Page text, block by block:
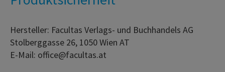
Hersteller: Facultas Verlags- und Buchhandels AG
Stolberggasse 26, 1050 Wien AT
E-Mail: office@facultas.at